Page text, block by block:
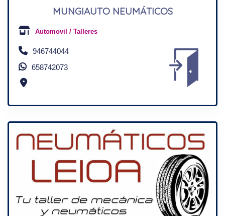
MUNGIAUTO NEUMÁTICOS
Automovil / Talleres
946744044
658742073